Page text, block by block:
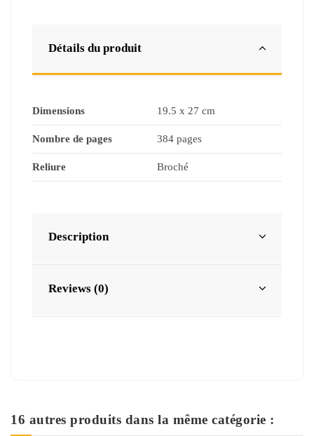
Détails du produit
Dimensions 19.5 x 27 cm
Nombre de pages 384 pages
Reliure Broché
Description
Reviews (0)
16 autres produits dans la même catégorie :